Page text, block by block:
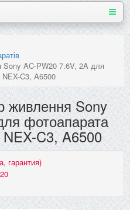
AC-PW20 7.6V, 2A для
C3, A6500
живлення Sony
фотоапарата
C3, A6500
гарантия)